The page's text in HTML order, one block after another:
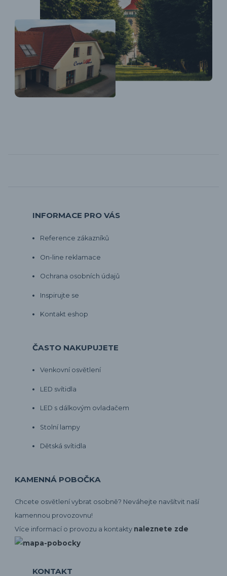
INFORMACE PRO VÁS
Reference zákazníků
On-line reklamace
Ochrana osobních údajů
Inspirujte se
Kontakt eshop
ČASTO NAKUPUJETE
Venkovní osvětlení
LED svítidla
LED s dálkovým ovladačem
Stolní lampy
Dětská svítidla
KAMENNÁ POBOČKA
Chcete osvětlení vybrat osobně? Neváhejte navšítvit naší
kamennou provozovnu!
Více informací o provozu a kontakty naleznete zde
KONTAKT